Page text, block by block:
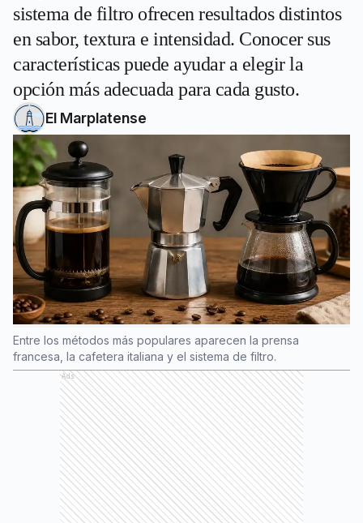
sistema de filtro ofrecen resultados distintos
en sabor, textura e intensidad. Conocer sus
características puede ayudar a elegir la
opción más adecuada para cada gusto.
El Marplatense
Entre los métodos más populares aparecen la prensa
francesa, la cafetera italiana y el sistema de filtro.
Ads